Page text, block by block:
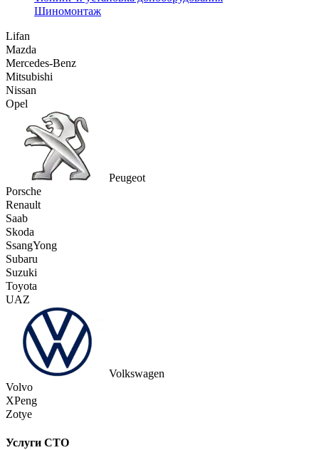
Шиномонтаж
Lifan
Mazda
Mercedes-Benz
Mitsubishi
Nissan
Opel
Peugeot
Porsche
Renault
Saab
Skoda
SsangYong
Subaru
Suzuki
Toyota
UAZ
Volkswagen
Volvo
XPeng
Zotye
Услуги СТО